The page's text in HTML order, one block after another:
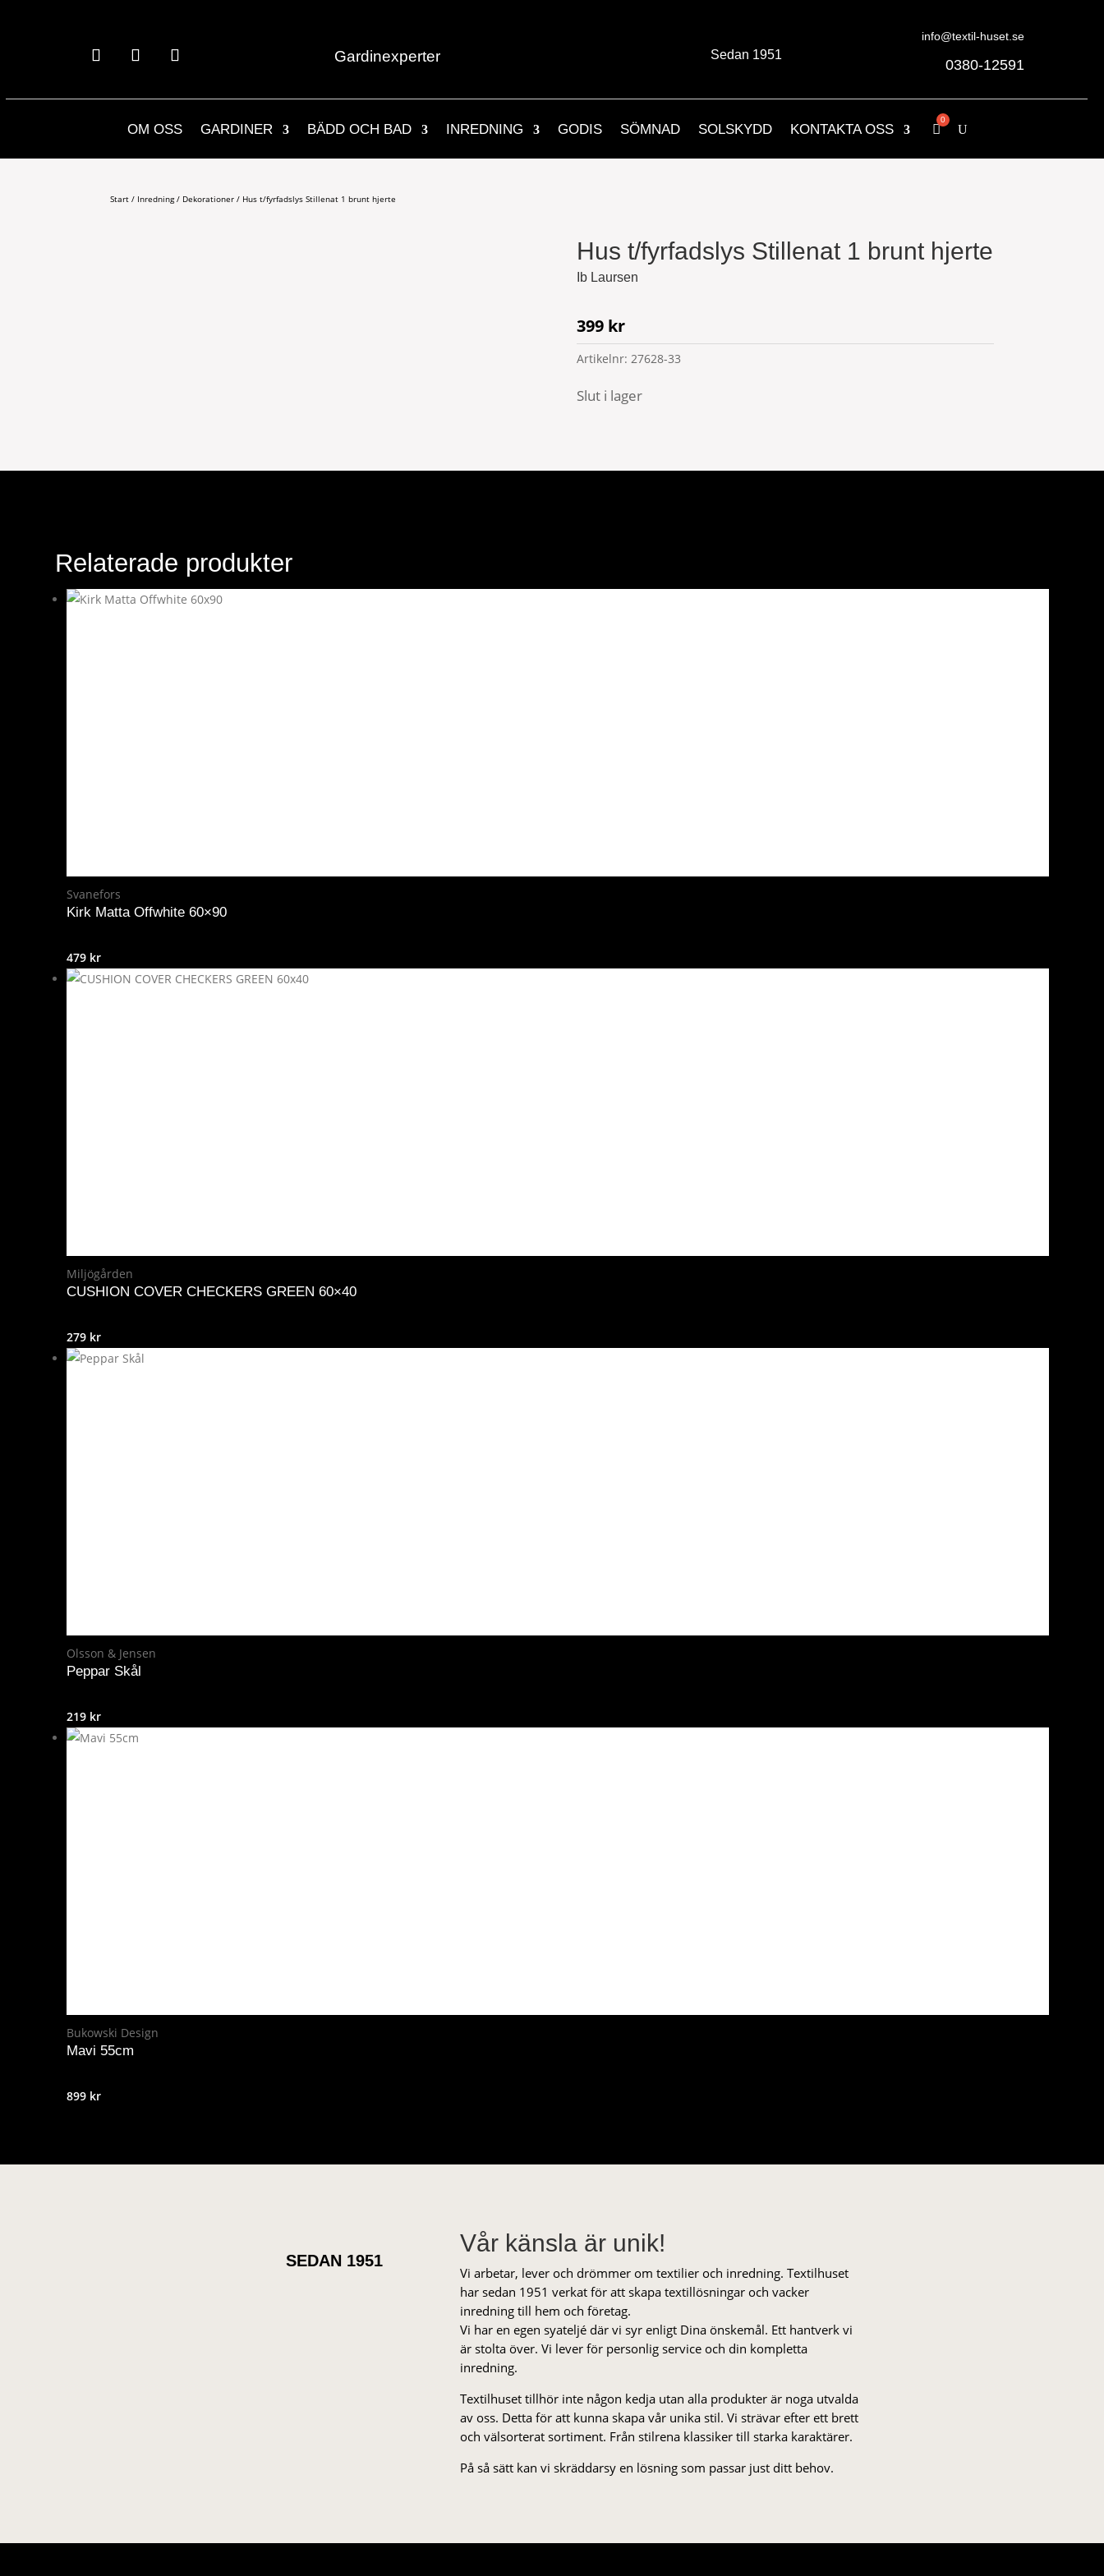
Gardinexperter Sedan 1951
info@textil-huset.se
0380-12591
OM OSS GARDINER BÄDD OCH BAD INREDNING GODIS SÖMNAD SOLSKYDD KONTAKTA OSS
Start / Inredning/ Dekorationer / Hus t/fyrfadslys Stillenat 1 brunt hjerte
Hus t/fyrfadslys Stillenat 1 brunt hjerte
Ib Laursen
399 kr
Artikelnr: 27628-33
Slut i lager
Relaterade produkter
Svanefors
Kirk Matta Offwhite 60×90
479 kr
Miljögården
CUSHION COVER CHECKERS GREEN 60×40
279 kr
Olsson & Jensen
Peppar Skål
219 kr
Bukowski Design
Mavi 55cm
899 kr
SEDAN 1951
Vår känsla är unik!
Vi arbetar, lever och drömmer om textilier och inredning. Textilhuset
har sedan 1951 verkat för att skapa textillösningar och vacker
inredning till hem och företag.
Vi har en egen syateljé där vi syr enligt Dina önskemål. Ett hantverk vi
är stolta över. Vi lever för personlig service och din kompletta
inredning.
Textilhuset tillhör inte någon kedja utan alla produkter är noga utvalda
av oss. Detta för att kunna skapa vår unika stil. Vi strä­var efter ett brett
och välsorterat sor­ti­ment. Från stil­rena klas­siker till starka karaktärer.
På så sätt kan vi skräddarsy en lösning som passar just ditt behov.